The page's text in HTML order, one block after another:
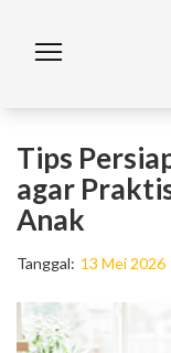
Tips
agar
Anak
Tanggal: 13 Mei 2026